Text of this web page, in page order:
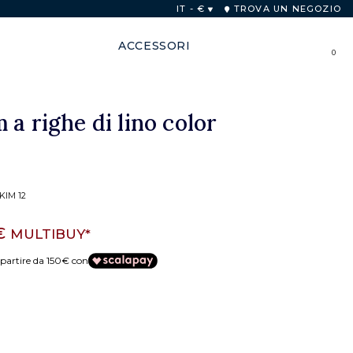
Europea per acquisti superiori a 250€.
IT - € TROVA UN NEGOZIO
ACCESSORI 0
a righe di lino color
12
MULTIBUY*
da 150€ con